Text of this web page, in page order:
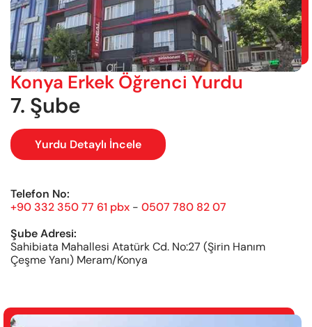
Konya Erkek Öğrenci Yurdu
7. Şube
Yurdu Detaylı İncele
Telefon No:
+90 332 350 77 61 pbx - 0507 780 82 07
Şube Adresi:
Sahibiata Mahallesi Atatürk Cd. No:27 (Şirin Hanım
Çeşme Yanı) Meram/Konya